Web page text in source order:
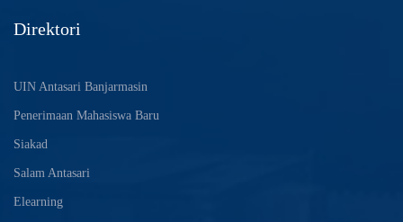
Direktori
UIN Antasari Banjarmasin
Penerimaan Mahasiswa Baru
Siakad
Salam Antasari
Elearning